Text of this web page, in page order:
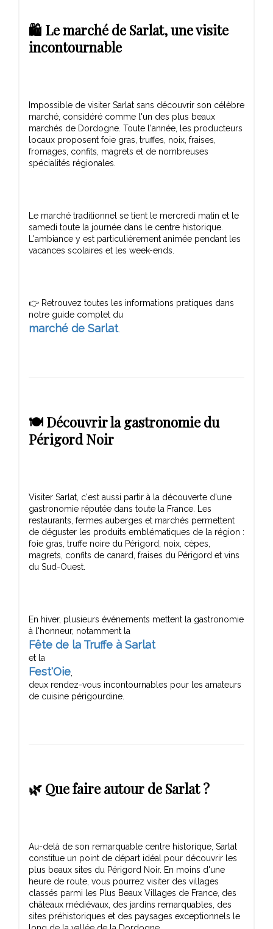
🛍️ Le marché de Sarlat, une visite
incontournable
Impossible de visiter Sarlat sans découvrir son célèbre
marché, considéré comme l'un des plus beaux
marchés de Dordogne. Toute l'année, les producteurs
locaux proposent foie gras, truffes, noix, fraises,
fromages, confits, magrets et de nombreuses
Le marché traditionnel se tient le mercredi matin et le
samedi toute la journée dans le centre historique.
L'ambiance y est particulièrement animée pendant les
👉 Retrouvez toutes les informations pratiques dans
marché de Sarlat
🍽️ Découvrir la gastronomie du
Périgord Noir
Visiter Sarlat, c'est aussi partir à la découverte d'une
gastronomie réputée dans toute la France. Les
restaurants, fermes auberges et marchés permettent
de déguster les produits emblématiques de la région :
foie gras, truffe noire du Périgord, noix, cèpes,
magrets, confits de canard, fraises du Périgord et vins
En hiver, plusieurs événements mettent la gastronomie
Fête de la Truffe à Sarlat
Fest'Oie
deux rendez-vous incontournables pour les amateurs
🌿 Que faire autour de Sarlat ?
Au-delà de son remarquable centre historique, Sarlat
constitue un point de départ idéal pour découvrir les
plus beaux sites du Périgord Noir. En moins d'une
heure de route, vous pourrez visiter des villages
classés parmi les Plus Beaux Villages de France, des
châteaux médiévaux, des jardins remarquables, des
sites préhistoriques et des paysages exceptionnels le